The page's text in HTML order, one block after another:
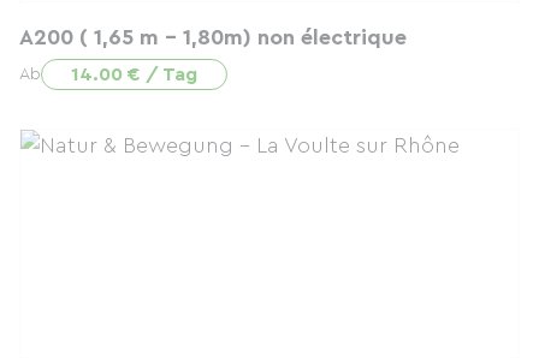
A200 ( 1,65 m - 1,80m) non électrique
Ab 14.00 € / Tag